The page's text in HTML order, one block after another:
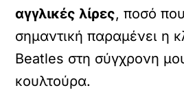
αγγλικές λίρες, ποσό
σημαντική παραμένει η
Beatles στη σύγχρονη
κουλτούρα.